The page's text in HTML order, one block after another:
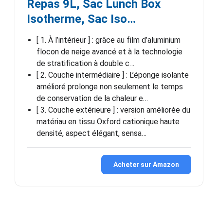
Repas 9L, Sac Lunch Box
Isotherme, Sac Iso…
[ 1. À l’intérieur ] : grâce au film d’aluminium
flocon de neige avancé et à la technologie
de stratification à double c…
[ 2. Couche intermédiaire ] : L’éponge isolante
amélioré prolonge non seulement le temps
de conservation de la chaleur e…
[ 3. Couche extérieure ] : version améliorée du
matériau en tissu Oxford cationique haute
densité, aspect élégant, sensa…
Acheter sur Amazon